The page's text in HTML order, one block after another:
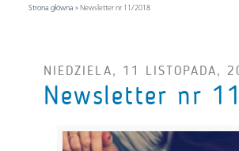
Strona główna » Newsletter nr 11/2018
NIEDZIELA, 11 LISTOPADA,
Newsletter nr